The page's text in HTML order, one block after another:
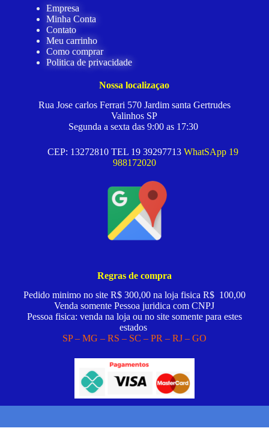
Empresa
Minha Conta
Contato
Meu carrinho
Como comprar
Politica de privacidade
Nossa localizaçao
Rua Jose carlos Ferrari 570 Jardim santa Gertrudes
Valinhos SP
Segunda a sexta das 9:00 as 17:30
CEP: 13272810 TEL 19 39297713 WhatSApp 19
988172020
Regras de compra
Pedido minimo no site R$ 300,00 na loja fisica R$ 100,00
Venda somente Pessoa juridica com CNPJ
Pessoa fisica: venda na loja ou no site somente para estes
estados
SP – MG – RS – SC – PR – RJ – GO